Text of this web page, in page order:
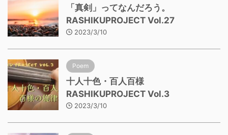
「真剣」ってなんだろう。
RASHIKUPROJECT Vol.27
2023/3/10
Poem
十人十色・百人百様
RASHIKUPROJECT Vol.3
2023/3/10